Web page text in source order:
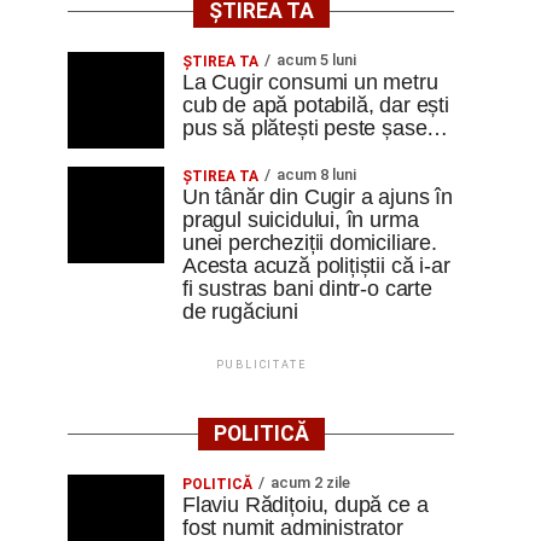
ȘTIREA TA
ȘTIREA TA acum 5 luni
La Cugir consumi un metru
cub de apă potabilă, dar ești
pus să plătești peste șase…
ȘTIREA TA acum 8 luni
Un tânăr din Cugir a ajuns în
pragul suicidului, în urma
unei percheziții domiciliare.
Acesta acuză polițiștii că i-ar
fi sustras bani dintr-o carte
de rugăciuni
PUBLICITATE
POLITICĂ
POLITICĂ acum 2 zile
Flaviu Rădițoiu, după ce a
fost numit administrator